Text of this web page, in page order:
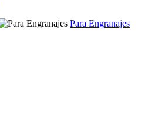
Para Engranajes